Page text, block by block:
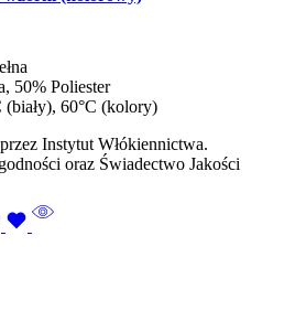
50% Poliester
(biały), 60°C (kolory)
Instytut Włókiennictwa.
oraz Świadectwo Jakości